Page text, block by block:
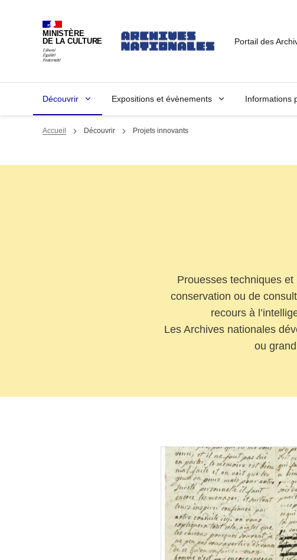
MINISTÈRE
DE LA CULTURE
Portail des
Découvrir Expositions et évènements Informations
Accueil Découvrir Projets innovants
Prouesses techniques
conservation ou de
recours à
Les Archives nationales
ou